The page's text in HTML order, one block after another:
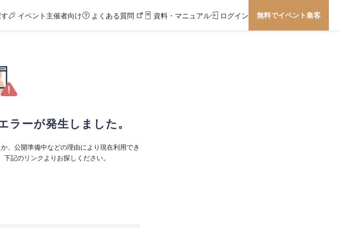
イベント主催者向け よくある質問 資料・マニュアル ログイン 無料でイベント集客
ラーが発生しました。
、公開準備中などの理由により現在利用でき
記のリンクよりお探しください。